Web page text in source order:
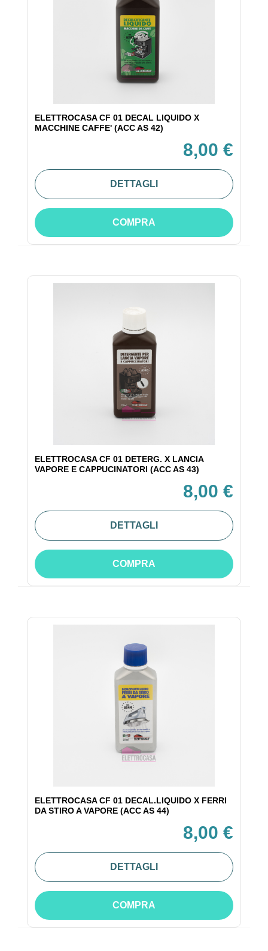
ELETTROCASA CF 01 DECAL LIQUIDO X
MACCHINE CAFFE' (ACC AS 42)
8,00 €
DETTAGLI
COMPRA
ELETTROCASA CF 01 DETERG. X LANCIA
VAPORE E CAPPUCINATORI (ACC AS 43)
8,00 €
DETTAGLI
COMPRA
ELETTROCASA CF 01 DECAL.LIQUIDO X FERRI
DA STIRO A VAPORE (ACC AS 44)
8,00 €
DETTAGLI
COMPRA